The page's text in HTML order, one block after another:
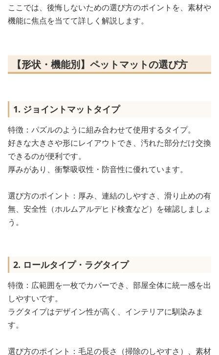
ここでは、後悔しないための選び方のポイントを、素材や
機能に焦点を当てて詳しく解説します。
【形状・機能別】ペットマットの選び方
1. ジョイントマットタイプ
特徴：パズルのように組み合わせて使用するタイプ。
好きな大きさや形にレイアウトでき、汚れた部分だけ交換
できるのが便利です。
厚みがあり、衝撃吸収性・防音性に優れています。
選び方のポイント：厚み、連結のしやすさ、滑り止めの有
無、安全性（ホルムアルデヒド検査など）を確認しましょ
う。
2. ロールタイプ・ラグタイプ
特徴：広範囲を一枚でカバーでき、部屋全体に統一感を出
しやすいです。
ラグタイプはデザイン性が高く、インテリアに馴染みま
す。
選び方のポイント：毛足の長さ（掃除のしやすさ）、素材